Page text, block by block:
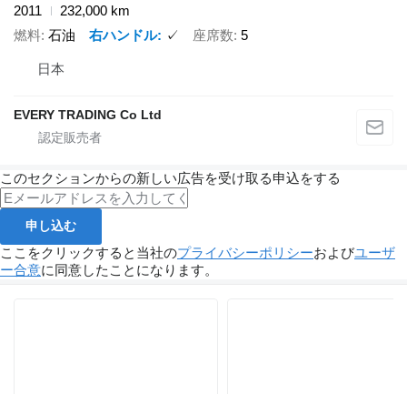
2011
232,000 km
燃料 石油 右ハンドル ✓ 座席数 5
日本
EVERY TRADING Co Ltd
このセクションからの新しい広告を受け取る申込をする
申し込む
ここをクリックすると当社のプライバシーポリシーおよびユーザ
ー合意に同意したことになります。